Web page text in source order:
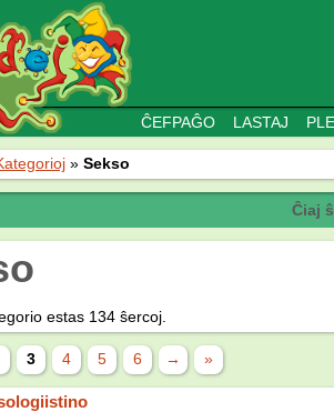
ĈEFPAĜO LASTAJ
» Sekso
Ĉiaj
estas 134 ŝercoj.
3 4 5 6 → »